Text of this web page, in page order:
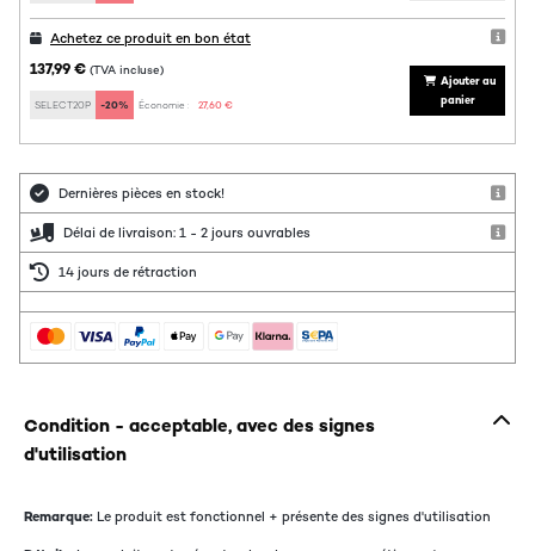
Achetez ce produit en bon état
137,99 € (TVA incluse)
SELECT20P -20% Économie : 27,60 €
Ajouter au
panier
Dernières pièces en stock!
Délai de livraison: 1 - 2 jours ouvrables
14 jours de rétraction
Condition - acceptable, avec des signes
d'utilisation
Remarque: Le produit est fonctionnel + présente des signes d'utilisation